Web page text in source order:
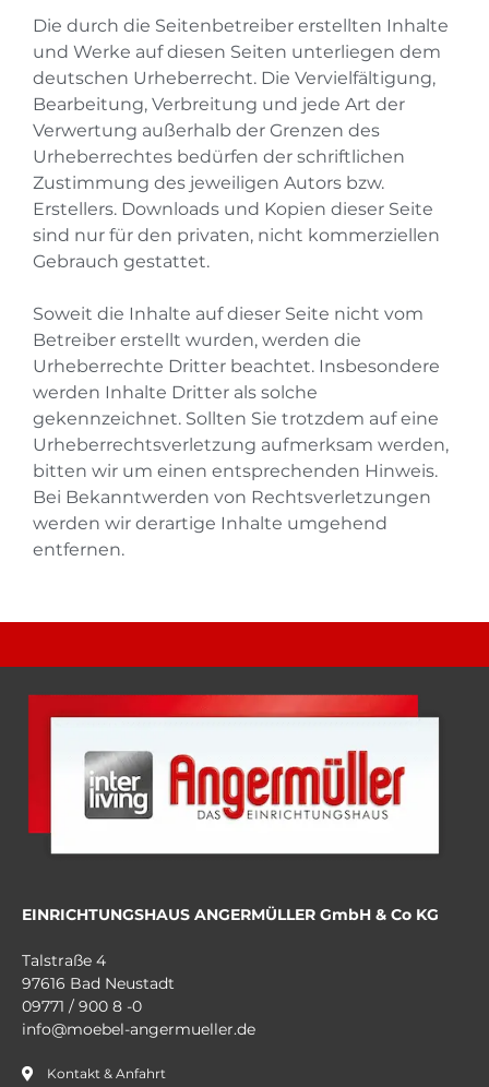
Die durch die Seitenbetreiber erstellten Inhalte
und Werke auf diesen Seiten unterliegen dem
deutschen Urheberrecht. Die Vervielfältigung,
Bearbeitung, Verbreitung und jede Art der
Verwertung außerhalb der Grenzen des
Urheberrechtes bedürfen der schriftlichen
Zustimmung des jeweiligen Autors bzw.
Erstellers. Downloads und Kopien dieser Seite
sind nur für den privaten, nicht kommerziellen
Gebrauch gestattet.
Soweit die Inhalte auf dieser Seite nicht vom
Betreiber erstellt wurden, werden die
Urheberrechte Dritter beachtet. Insbesondere
werden Inhalte Dritter als solche
gekennzeichnet. Sollten Sie trotzdem auf eine
Urheberrechtsverletzung aufmerksam werden,
bitten wir um einen entsprechenden Hinweis.
Bei Bekanntwerden von Rechtsverletzungen
werden wir derartige Inhalte umgehend
entfernen.
EINRICHTUNGSHAUS ANGERMÜLLER GmbH & Co KG
Talstraße 4
97616 Bad Neustadt
09771 / 900 8 -0
info@moebel-angermueller.de
Kontakt & Anfahrt